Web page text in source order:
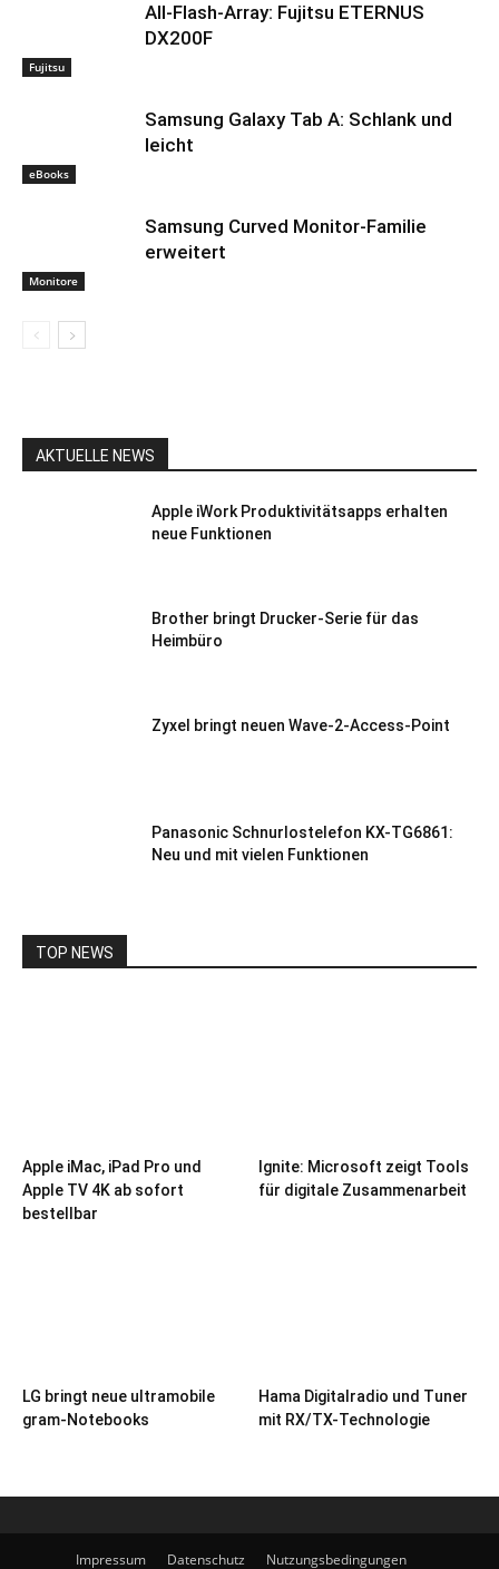
Fujitsu
All-Flash-Array: Fujitsu ETERNUS
DX200F
eBooks
Samsung Galaxy Tab A: Schlank und
leicht
Monitore
Samsung Curved Monitor-Familie
erweitert
AKTUELLE NEWS
Apple iWork Produktivitätsapps erhalten
neue Funktionen
Brother bringt Drucker-Serie für das
Heimbüro
Zyxel bringt neuen Wave-2-Access-Point
Panasonic Schnurlostelefon KX-TG6861:
Neu und mit vielen Funktionen
TOP NEWS
Apple iMac, iPad Pro und
Apple TV 4K ab sofort
bestellbar
Ignite: Microsoft zeigt Tools
für digitale Zusammenarbeit
LG bringt neue ultramobile
gram-Notebooks
Hama Digitalradio und Tuner
mit RX/TX-Technologie
Impressum Datenschutz Nutzungsbedingungen